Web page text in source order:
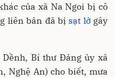
của xã Na Ngoi bị cô
liên bản đã bị sạt lởgây
Bí thư Đảng ủy xã
Nghệ An) cho biết, mưa